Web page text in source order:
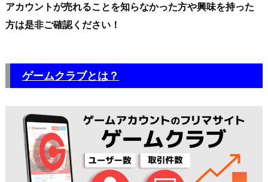
アカウントが売れることを知らなかった方や興味を持った
方は是非ご確認ください！
ゲームクラブとは？